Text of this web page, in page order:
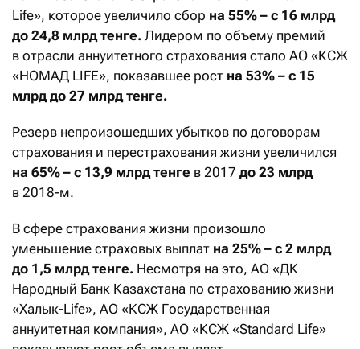
Life», которое увеличило сбор на 55% – с 16 млрд
до 24,8 млрд тенге. Лидером по объему премий
в отрасли аннуитетного страхования стало АО «КСЖ
«НОМАД LIFE», показавшее рост на 53% – с 15
млрд до 27 млрд тенге.
Резерв непроизошедших убытков по договорам
страхования и перестрахования жизни увеличился
на 65% – c 13,9 млрд тенге в 2017 до 23 млрд
в 2018-м.
В сфере страхования жизни произошло
уменьшение страховых выплат на 25% – с 2 млрд
до 1,5 млрд тенге. Несмотря на это, АО «ДК
Народный Банк Казахстана по страхованию жизни
«Халык-Life», АО «КСЖ Государственная
аннуитетная компания», АО «КСЖ «Standard Life»